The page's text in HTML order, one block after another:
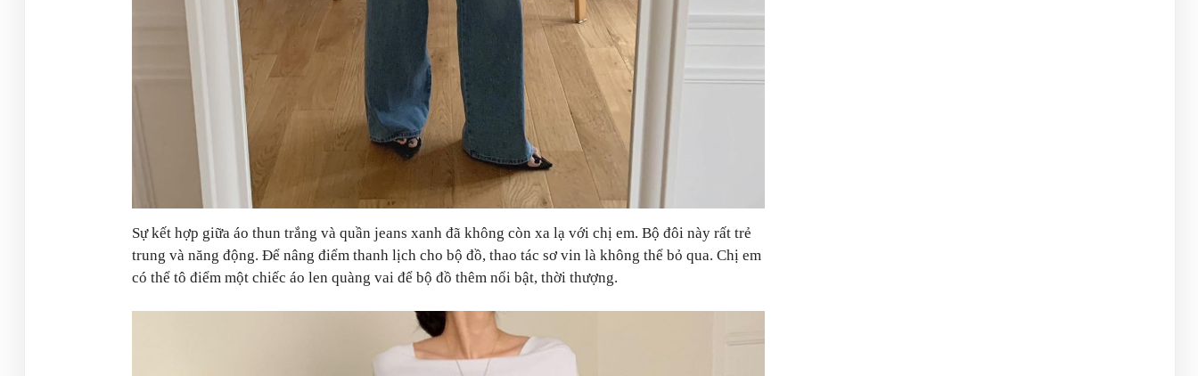
Sự kết hợp giữa áo thun trắng và quần jeans xanh đã không còn xa lạ với chị em. Bộ đôi này rất trẻ
trung và năng động. Để nâng điểm thanh lịch cho bộ đồ, thao tác sơ vin là không thể bỏ qua. Chị em
có thể tô điểm một chiếc áo len quàng vai để bộ đồ thêm nổi bật, thời thượng.